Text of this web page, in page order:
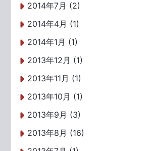
2014年7月 (2)
2014年4月 (1)
2014年1月 (1)
2013年12月 (1)
2013年11月 (1)
2013年10月 (1)
2013年9月 (3)
2013年8月 (16)